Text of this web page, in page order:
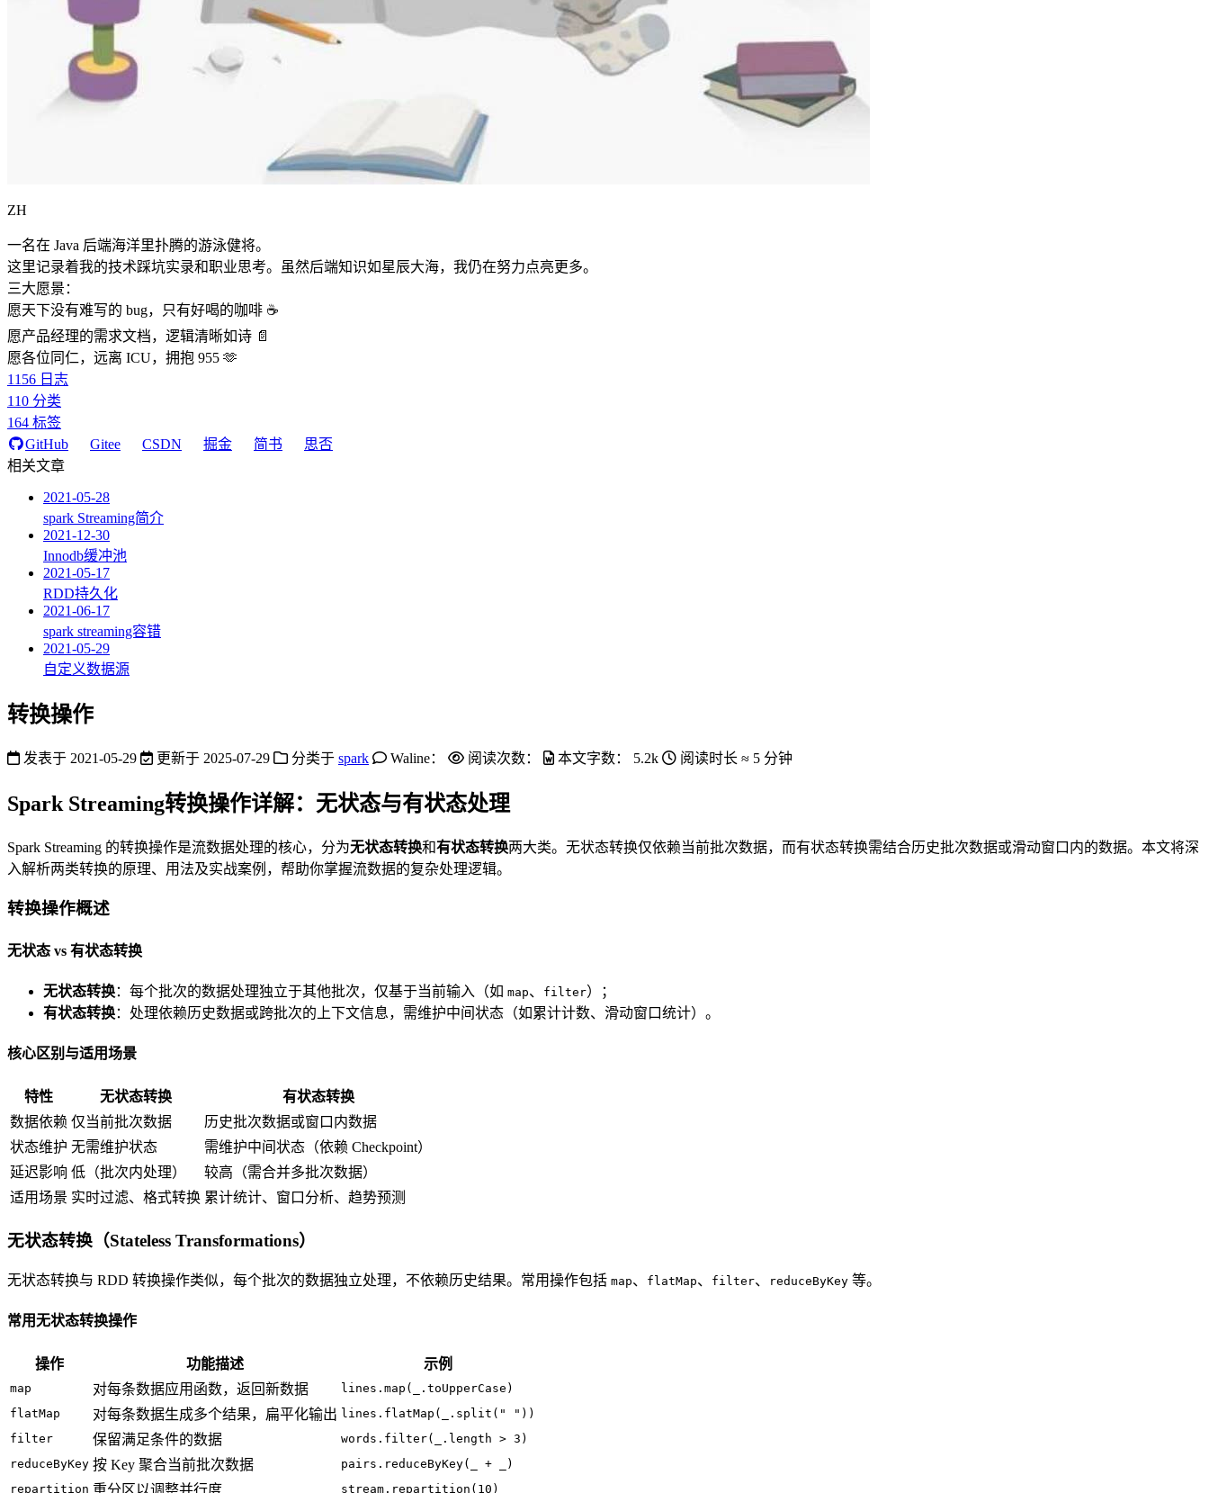
ZH
一名在 Java 后端海洋里扑腾的游泳健将。
这里记录着我的技术踩坑实录和职业思考。虽然后端知识如星辰大海，我仍在努力点亮更多。
三大愿景：
愿天下没有难写的 bug，只有好喝的咖啡 ☕️
愿产品经理的需求文档，逻辑清晰如诗 📄
愿各位同仁，远离 ICU，拥抱 955 🫶
1156 日志
110 分类
164 标签
GitHub
Gitee CSDN 掘金 简书
思否
相关文章
2021-05-28
spark Streaming简介
2021-12-30
Innodb缓冲池
2021-05-17
RDD持久化
2021-06-17
spark streaming容错
2021-05-29
自定义数据源
转换操作
发表于 2021-05-29 更新于 2025-07-29 分类于 spark Waline： 阅读次数： 本文字数： 5.2k 阅读时长 ≈ 5 分钟
Spark Streaming转换操作详解：无状态与有状态处理
Spark Streaming 的转换操作是流数据处理的核心，分为无状态转换和有状态转换两大类。无状态转换仅依赖当前批次数据，而有状态转换需结合历史批次数据或滑动窗口内的数据。本文将深
入解析两类转换的原理、用法及实战案例，帮助你掌握流数据的复杂处理逻辑。
转换操作概述
无状态 vs 有状态转换
无状态转换：每个批次的数据处理独立于其他批次，仅基于当前输入（如 map、 filter）；
有状态转换：处理依赖历史数据或跨批次的上下文信息，需维护中间状态（如累计计数、滑动窗口统计）。
核心区别与适用场景
特性 无状态转换
有状态转换
数据依赖 仅当前批次数据
历史批次数据或窗口内数据
状态维护 无需维护状态
需维护中间状态（依赖 Checkpoint）
延迟影响 低（批次内处理）
较高（需合并多批次数据）
适用场景 实时过滤、格式转换 累计统计、窗口分析、趋势预测
无状态转换（Stateless Transformations）
无状态转换与 RDD 转换操作类似，每个批次的数据独立处理，不依赖历史结果。常用操作包括 map、 flatMap、 filter、 reduceByKey 等。
常用无状态转换操作
操作 功能描述 示例
map 对每条数据应用函数，返回新数据
lines.map(_.toUpperCase)
flatMap
对每条数据生成多个结果，扁平化输出 lines.flatMap(_.split(" "))
filter
保留满足条件的数据
words.filter(_.length > 3)
reduceByKey 按 Key 聚合当前批次数据
pairs.reduceByKey(_ + _)
repartition
stream.repartition(10)